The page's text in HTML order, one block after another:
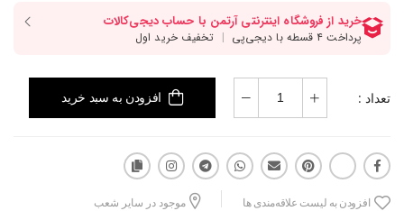
تعداد : افزودن به سبد خرید
افزودن به لیست علاقه‌مندی ها موجود در سایر شعب